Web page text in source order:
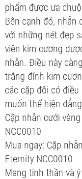
phẩm được ưa
Bên cạnh đó, nhẫn
với những nét đẹp
viên kim cương
nhẫn. Điều này
trắng đính kim
các cặp đôi có
muốn thể hiện
Cặp nhẫn cưới
NCC0010
Mua ngay: Cặp
Eternity NCC0010
Mang tinh thần và